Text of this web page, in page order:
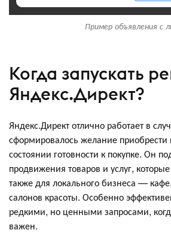
Пример объявления с
Когда запускать
Яндекс.Директ?
Яндекс.Директ отлично работает в
сформировалось желание приобрести
состоянии готовности к покупке. Он
продвижения товаров и услуг,
также для локального бизнеса —
салонов красоты. Особенно
редкими, но ценными запросами,
важен.